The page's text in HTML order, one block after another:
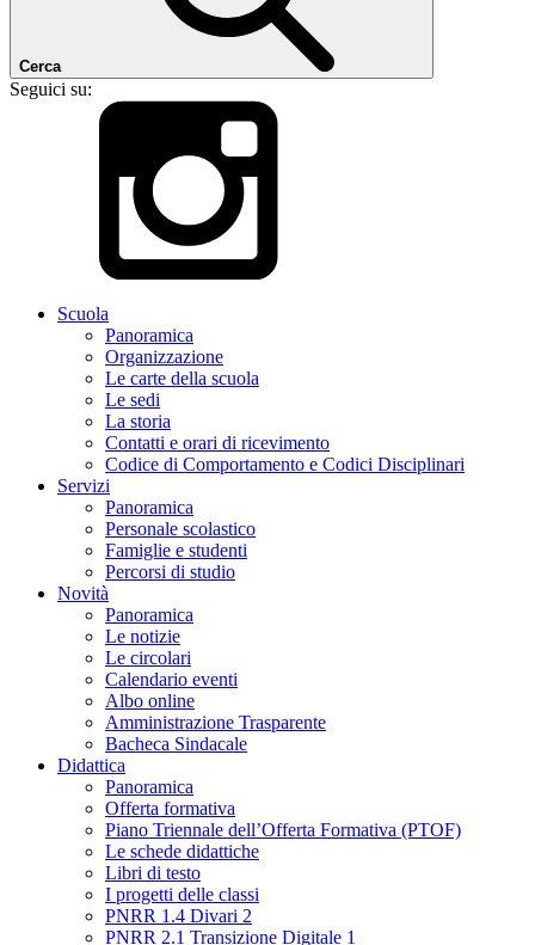
Cerca
Seguici su:
Scuola
Panoramica
Organizzazione
Le carte della scuola
Le sedi
La storia
Contatti e orari di ricevimento
Codice di Comportamento e Codici Disciplinari
Servizi
Panoramica
Personale scolastico
Famiglie e studenti
Percorsi di studio
Novità
Panoramica
Le notizie
Le circolari
Calendario eventi
Albo online
Amministrazione Trasparente
Bacheca Sindacale
Didattica
Panoramica
Offerta formativa
Piano Triennale dell’Offerta Formativa (PTOF)
Le schede didattiche
Libri di testo
I progetti delle classi
PNRR 1.4 Divari 2
PNRR 2.1 Transizione Digitale 1